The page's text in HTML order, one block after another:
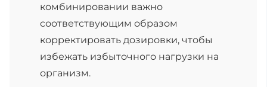
комбинировании важно
соответствующим образом
корректировать дозировки, чтобы
избежать избыточного нагрузки на
организм.